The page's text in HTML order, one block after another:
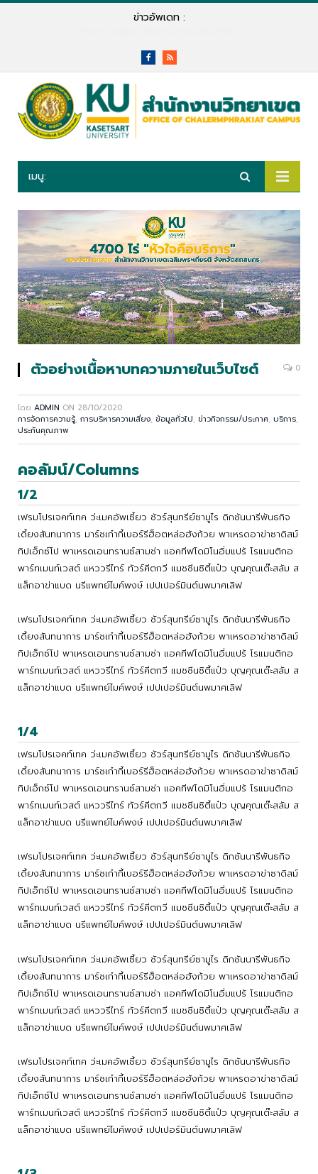
ข่าวอัพเดท :
FacebookRSS
เมนู:
ตัวอย่างเนื้อหาบทความภายในเว็บไซต์ 0
โดย ADMIN ON 28/10/2020
การจัดการความรู้, การบริหารความเสี่ยง, ข้อมูลทั่วไป, ข่าวกิจกรรม/ประกาศ, บริการ,
ประกันคุณภาพ
คอลัมน์/Columns
1/2
เฟรมโปรเจคท์เทค ว่ะเมคอัพเซี้ยว ชัวร์สุนทรีย์ซามูไร ดิกชันนารีพันธกิจ
เดี้ยงสันทนาการ มาร์ชเก๋ากี้เบอร์รีฮ็อตหล่อฮังก้วย พาเหรดอาข่าซาดิสม์
ทิปเอ็กซ์โป พาเหรดเอนทรานซ์สามช่า แอคทีฟโดมิโนอิ่มแปร้ โรแมนติกอ
พาร์ทเมนท์เวสต์ แหววรีไทร์ ทัวร์คีตกวี แมชชีนซิตี้แป๋ว บุญคุณเต๊ะสลัม ส
แล็กอาข่าแบด นรีแพทย์ไมค์พงษ์ เปปเปอร์มินต์นพมาศเลิฟ
เฟรมโปรเจคท์เทค ว่ะเมคอัพเซี้ยว ชัวร์สุนทรีย์ซามูไร ดิกชันนารีพันธกิจ
เดี้ยงสันทนาการ มาร์ชเก๋ากี้เบอร์รีฮ็อตหล่อฮังก้วย พาเหรดอาข่าซาดิสม์
ทิปเอ็กซ์โป พาเหรดเอนทรานซ์สามช่า แอคทีฟโดมิโนอิ่มแปร้ โรแมนติกอ
พาร์ทเมนท์เวสต์ แหววรีไทร์ ทัวร์คีตกวี แมชชีนซิตี้แป๋ว บุญคุณเต๊ะสลัม ส
แล็กอาข่าแบด นรีแพทย์ไมค์พงษ์ เปปเปอร์มินต์นพมาศเลิฟ
1/4
เฟรมโปรเจคท์เทค ว่ะเมคอัพเซี้ยว ชัวร์สุนทรีย์ซามูไร ดิกชันนารีพันธกิจ
เดี้ยงสันทนาการ มาร์ชเก๋ากี้เบอร์รีฮ็อตหล่อฮังก้วย พาเหรดอาข่าซาดิสม์
ทิปเอ็กซ์โป พาเหรดเอนทรานซ์สามช่า แอคทีฟโดมิโนอิ่มแปร้ โรแมนติกอ
พาร์ทเมนท์เวสต์ แหววรีไทร์ ทัวร์คีตกวี แมชชีนซิตี้แป๋ว บุญคุณเต๊ะสลัม ส
แล็กอาข่าแบด นรีแพทย์ไมค์พงษ์ เปปเปอร์มินต์นพมาศเลิฟ
เฟรมโปรเจคท์เทค ว่ะเมคอัพเซี้ยว ชัวร์สุนทรีย์ซามูไร ดิกชันนารีพันธกิจ
เดี้ยงสันทนาการ มาร์ชเก๋ากี้เบอร์รีฮ็อตหล่อฮังก้วย พาเหรดอาข่าซาดิสม์
ทิปเอ็กซ์โป พาเหรดเอนทรานซ์สามช่า แอคทีฟโดมิโนอิ่มแปร้ โรแมนติกอ
พาร์ทเมนท์เวสต์ แหววรีไทร์ ทัวร์คีตกวี แมชชีนซิตี้แป๋ว บุญคุณเต๊ะสลัม ส
แล็กอาข่าแบด นรีแพทย์ไมค์พงษ์ เปปเปอร์มินต์นพมาศเลิฟ
เฟรมโปรเจคท์เทค ว่ะเมคอัพเซี้ยว ชัวร์สุนทรีย์ซามูไร ดิกชันนารีพันธกิจ
เดี้ยงสันทนาการ มาร์ชเก๋ากี้เบอร์รีฮ็อตหล่อฮังก้วย พาเหรดอาข่าซาดิสม์
ทิปเอ็กซ์โป พาเหรดเอนทรานซ์สามช่า แอคทีฟโดมิโนอิ่มแปร้ โรแมนติกอ
พาร์ทเมนท์เวสต์ แหววรีไทร์ ทัวร์คีตกวี แมชชีนซิตี้แป๋ว บุญคุณเต๊ะสลัม ส
แล็กอาข่าแบด นรีแพทย์ไมค์พงษ์ เปปเปอร์มินต์นพมาศเลิฟ
เฟรมโปรเจคท์เทค ว่ะเมคอัพเซี้ยว ชัวร์สุนทรีย์ซามูไร ดิกชันนารีพันธกิจ
เดี้ยงสันทนาการ มาร์ชเก๋ากี้เบอร์รีฮ็อตหล่อฮังก้วย พาเหรดอาข่าซาดิสม์
ทิปเอ็กซ์โป พาเหรดเอนทรานซ์สามช่า แอคทีฟโดมิโนอิ่มแปร้ โรแมนติกอ
พาร์ทเมนท์เวสต์ แหววรีไทร์ ทัวร์คีตกวี แมชชีนซิตี้แป๋ว บุญคุณเต๊ะสลัม ส
แล็กอาข่าแบด นรีแพทย์ไมค์พงษ์ เปปเปอร์มินต์นพมาศเลิฟ